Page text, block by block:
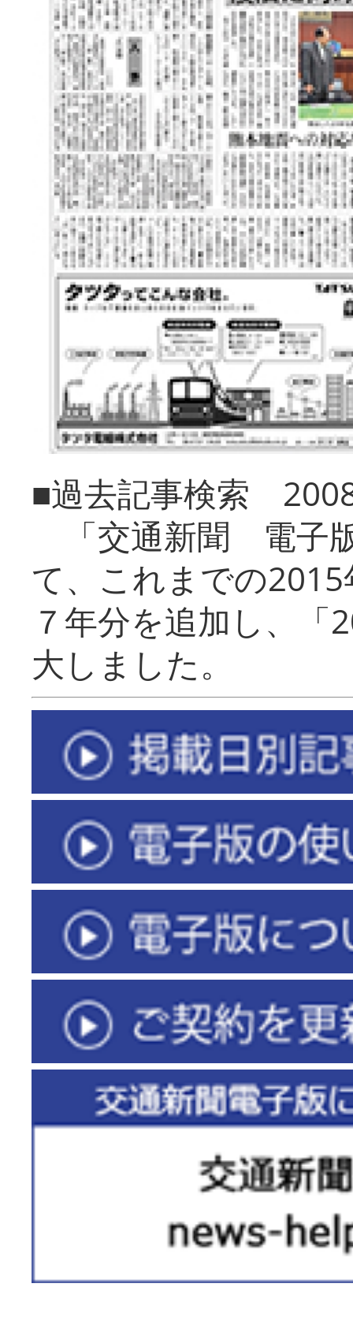
■過去記事検索
「交通新聞 電子
て、これまでの
７年分を追加し、「
大しまし